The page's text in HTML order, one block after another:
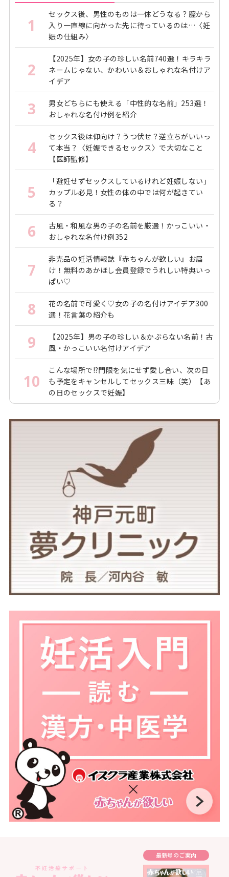
1
セックス後、男性のものは一体どうなる？腟から
入り一直線に向かった先に待っているのは…〈妊
娠の仕組み〉
2
【2025年】女の子の珍しい名前740選！キラキラ
ネームじゃない、かわいい＆おしゃれな名付けア
イデア
3
男女どちらにも使える「中性的な名前」253選！
おしゃれな名付け例を紹介
4
セックス後は仰向け？うつ伏せ？逆立ちがいいっ
て本当？〈妊娠できるセックス〉で大切なこと
【医師監修】
5
「避妊せずセックスしているけれど妊娠しない」
カップル必見！女性の体の中では何が起きてい
る？
6
古風・和風な男の子の名前を厳選！かっこいい・
おしゃれな名付け例352
7
非売品の妊活情報誌『赤ちゃんが欲しい』お届
け！無料のあかほし会員登録でうれしい特典いっ
ぱい♡
8
花の名前で可愛く♡女の子の名付けアイデア300
選！花言葉の紹介も
9
【2025年】男の子の珍しい＆かぶらない名前！古
風・かっこいい名付けアイデア
10
こんな場所で!?門限を気にせず愛し合い、次の日
も予定をキャンセルしてセックス三昧（笑）【あ
の日のセックスで妊娠】
最新号のご案内